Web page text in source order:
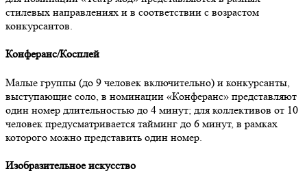
стилевых направлениях и в соответствии с возрастом
конкурсантов.
Конферанс/Косплей
Малые группы (до 9 человек включительно) и конкурсанты,
выступающие соло, в номинации «Конферанс» представляют
один номер длительностью до 4 минут; для коллективов от 10
человек предусматривается тайминг до 6 минут, в рамках
которого можно представить один номер.
Изобразительное искусство